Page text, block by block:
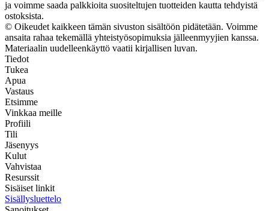
ja voimme saada palkkioita suositeltujen tuotteiden kautta tehdyistä
ostoksista.
© Oikeudet kaikkeen tämän sivuston sisältöön pidätetään. Voimme
ansaita rahaa tekemällä yhteistyösopimuksia jälleenmyyjien kanssa.
Materiaalin uudelleenkäyttö vaatii kirjallisen luvan.
Tiedot
Tukea
Apua
Vastaus
Etsimme
Vinkkaa meille
Profiili
Tili
Jäsenyys
Kulut
Vahvistaa
Resurssit
Sisäiset linkit
Sisällysluettelo